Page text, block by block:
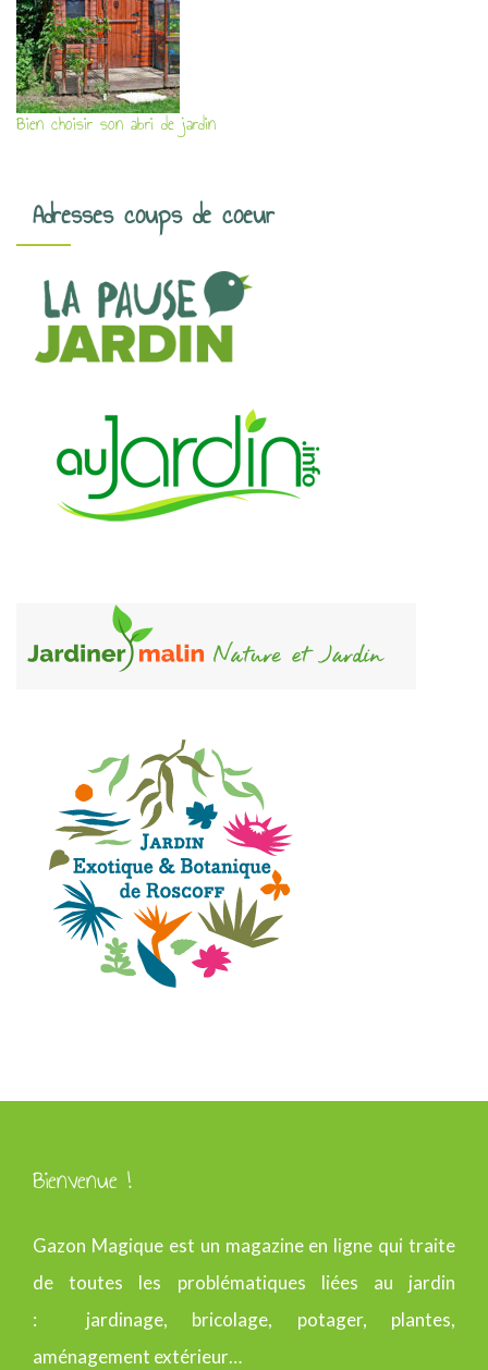
Bien choisir son abri de jardin
Adresses coups de coeur
Bienvenue !
Gazon Magique est un magazine en ligne qui traite
de toutes les problématiques liées au jardin
: jardinage, bricolage, potager, plantes,
aménagement extérieur…